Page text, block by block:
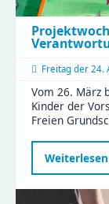
Freitag der 24.
Vom 26. März
Kinder der
Freien